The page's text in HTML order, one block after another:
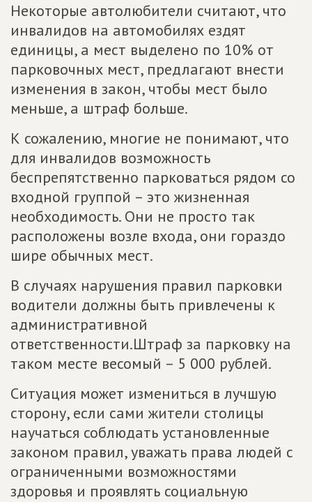
Некоторые автолюбители считают, что
инвалидов на автомобилях ездят
единицы, а мест выделено по 10% от
парковочных мест, предлагают внести
изменения в закон, чтобы мест было
меньше, а штраф больше.
К сожалению, многие не понимают, что
для инвалидов возможность
беспрепятственно парковаться рядом со
входной группой – это жизненная
необходимость. Они не просто так
расположены возле входа, они гораздо
шире обычных мест.
В случаях нарушения правил парковки
водители должны быть привлечены к
административной
ответственности.Штраф за парковку на
таком месте весомый – 5 000 рублей.
Ситуация может измениться в лучшую
сторону, если сами жители столицы
научаться соблюдать установленные
законом правил, уважать права людей с
ограниченными возможностями
здоровья и проявлять социальную